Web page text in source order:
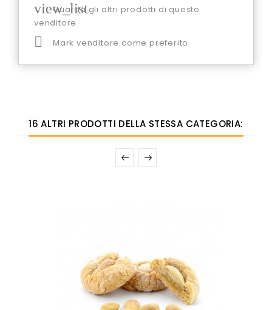
view_list
Guarda gli altri prodotti di questo
venditore
 Mark venditore come preferito
16 ALTRI PRODOTTI DELLA STESSA CATEGORIA: